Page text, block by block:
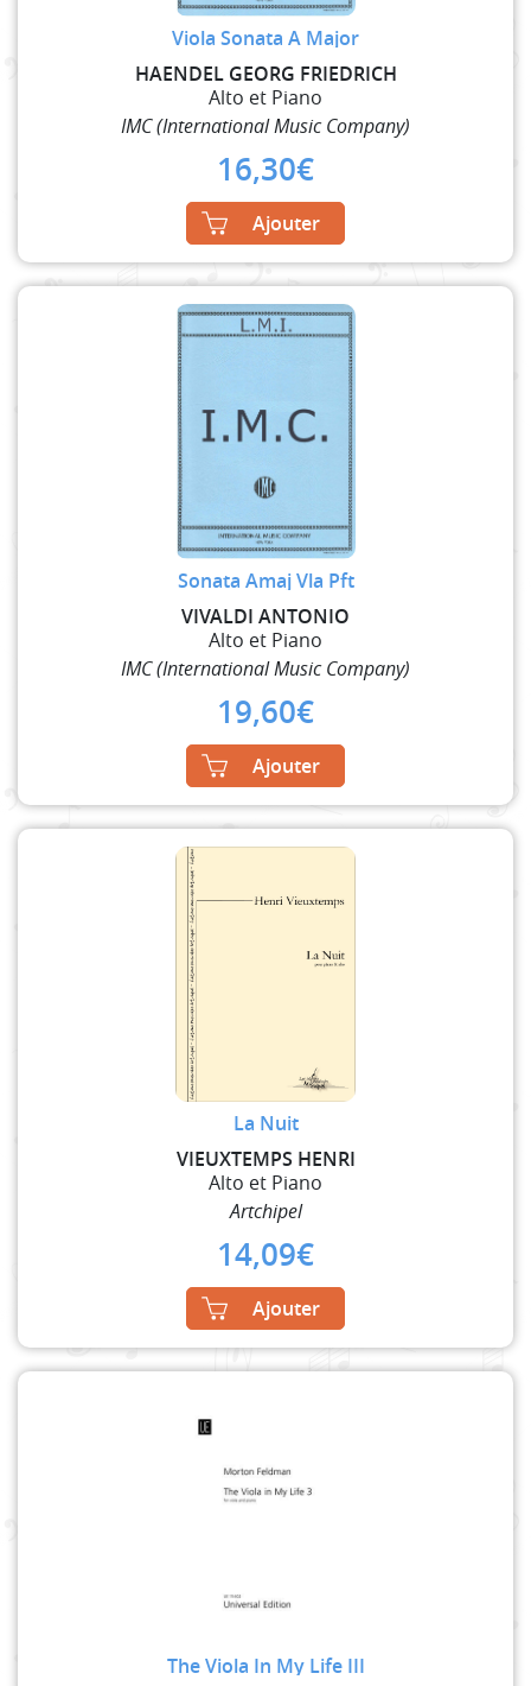
Viola Sonata A Major
HAENDEL GEORG FRIEDRICH
Alto et Piano
IMC (International Music Company)
16,30€
Ajouter
Sonata Amaj Vla Pft
VIVALDI ANTONIO
Alto et Piano
IMC (International Music Company)
19,60€
Ajouter
La Nuit
VIEUXTEMPS HENRI
Alto et Piano
Artchipel
14,09€
Ajouter
The Viola In My Life III